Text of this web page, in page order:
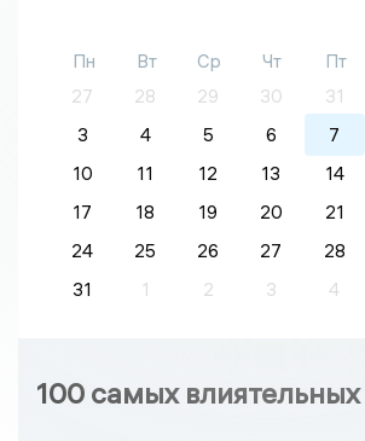
Пн Вт Ср Чт Пт
27
28 29 30 31
3
4 5 6 7
10
11 12 13 14
17
18 19 20 21
24
25 26 27 28
31
1 2 3 4
100 самых